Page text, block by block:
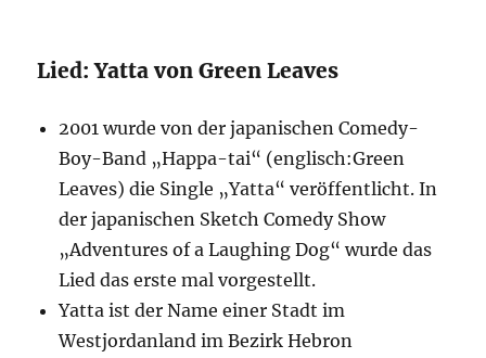
Lied: Yatta von Green Leaves
2001 wurde von der japanischen Comedy-
Boy-Band „Happa-tai“ (englisch:Green
Leaves) die Single „Yatta“ veröffentlicht. In
der japanischen Sketch Comedy Show
„Adventures of a Laughing Dog“ wurde das
Lied das erste mal vorgestellt.
Yatta ist der Name einer Stadt im
Westjordanland im Bezirk Hebron